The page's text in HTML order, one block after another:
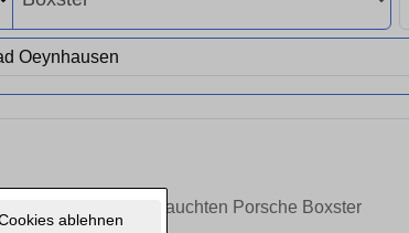
ablehnen
Ihren gebrauchten Porsche Boxster